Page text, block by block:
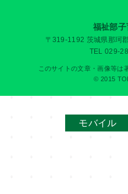
福祉部
〒319-1192 茨城県那珂
TEL 029-
このサイトの文章・画像等は
© 2015
モバイル